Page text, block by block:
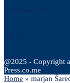
@2025 - Copyright
Press.co.me
Home » marjan